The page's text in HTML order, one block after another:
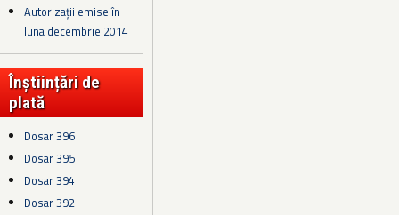
Autorizații emise în
luna decembrie 2014
Înștiințări de
plată
Dosar 396
Dosar 395
Dosar 394
Dosar 392